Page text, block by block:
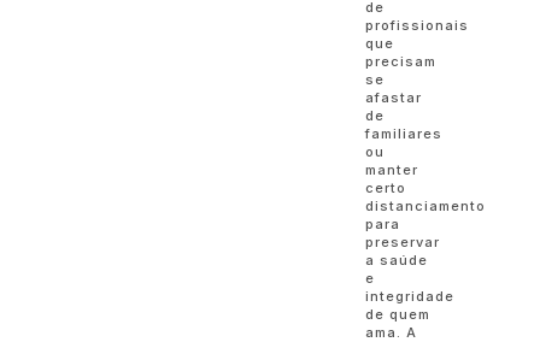
de
profissionais
que
precisam
se
afastar
de
familiares
ou
manter
certo
distanciamento
para
preservar
a saúde
e
integridade
de quem
ama. A